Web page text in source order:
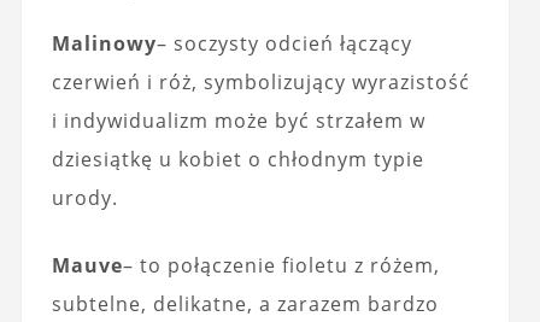
Malinowy– soczysty odcień łączący
czerwień i róż, symbolizujący wyrazistość
i indywidualizm może być strzałem w
dziesiątkę u kobiet o chłodnym typie
urody.
Mauve– to połączenie fioletu z różem,
subtelne, delikatne, a zarazem bardzo